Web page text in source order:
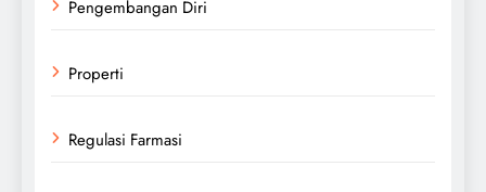
Pengembangan Diri
Properti
Regulasi Farmasi